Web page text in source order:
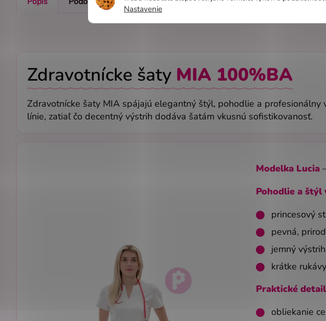
Nastavenie
Zdravotnícke šaty MIA 100%BA
Zdravotnícke šaty MIA spájajú elegantný štýl, pohodlie a
línie, zatiaľ čo decentný výstrih dodáva šatám vkusnú sofistikovanosť.
Modelka Lucia
Pohodlie a štýl
princesový
pevná,
jemný
krátke
Praktické
obliekanie